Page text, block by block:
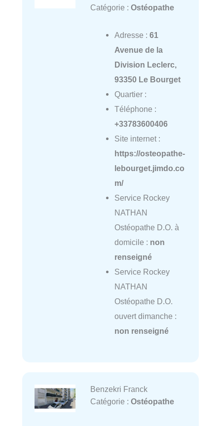
Catégorie : Ostéopathe
Adresse : 61
Avenue de la
Division Leclerc,
93350 Le Bourget
Quartier :
Téléphone :
+33783600406
Site internet :
https://osteopathe-
lebourget.jimdo.co
m/
Service Rockey
NATHAN
Ostéopathe D.O. à
domicile : non
renseigné
Service Rockey
NATHAN
Ostéopathe D.O.
ouvert dimanche :
non renseigné
Benzekri Franck
Catégorie : Ostéopathe